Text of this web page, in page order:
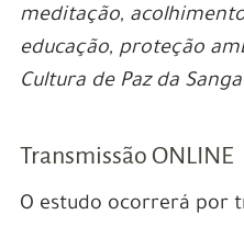
meditação,
educação, proteção
Cultura de Paz da Sanga
Transmissão ONLINE
O estudo ocorrerá por